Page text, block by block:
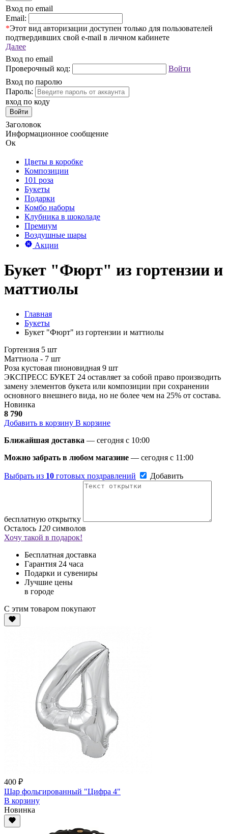
Вход по email
Email:
*Этот вид авторизации доступен только для пользователей
подтвердивших свой e-mail в личном кабинете
Далее
Вход по email
Проверочный код:
Войти
Вход по паролю
Пароль:
вход по коду
Войти
Заголовок
Информационное сообщение
Ок
Цветы в коробке
Композиции
101 роза
Букеты
Подарки
Комбо наборы
Клубника в шоколаде
Премиум
Воздушные шары
Акции
Букет "Фюрт" из гортензии и
маттиолы
Главная
Букеты
Букет "Фюрт" из гортензии и маттиолы
Гортензия 5 шт
Маттиола - 7 шт
Роза кустовая пионовидная 9 шт
ЭКСПРЕСС БУКЕТ 24 оставляет за собой право производить
замену элементов букета или композиции при сохранении
основного внешнего вида, но не более чем на 25% от состава.
Новинка
8 790
Добавить в корзину В корзине
Ближайшая доставка — сегодня c 10:00
Можно забрать в любом магазине — сегодня c 11:00
Выбрать из 10 готовых поздравлений Добавить
бесплатную открытку
Осталось 120 символов
Хочу такой в подарок!
Бесплатная доставка
Гарантия 24 часа
Подарки и сувениры
Лучшие цены
в городе
С этим товаром покупают
400 ₽
Шар фольгированный "Цифра 4"
В корзину
Новинка